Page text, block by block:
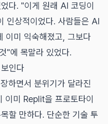
다. "이게 원래 AI 코딩이
인상적이었다. 사람들은 AI
이미 익숙해졌고, 그보다
"에 목말라 있었다.
인다
하면서 분위기가 달라진
미 Replit을 프로토타이
할 만하다. 단순한 기술 투